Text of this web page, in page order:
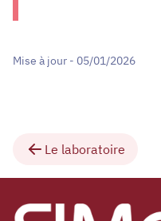
Mise à jour - 05/01/2026
Le laboratoire